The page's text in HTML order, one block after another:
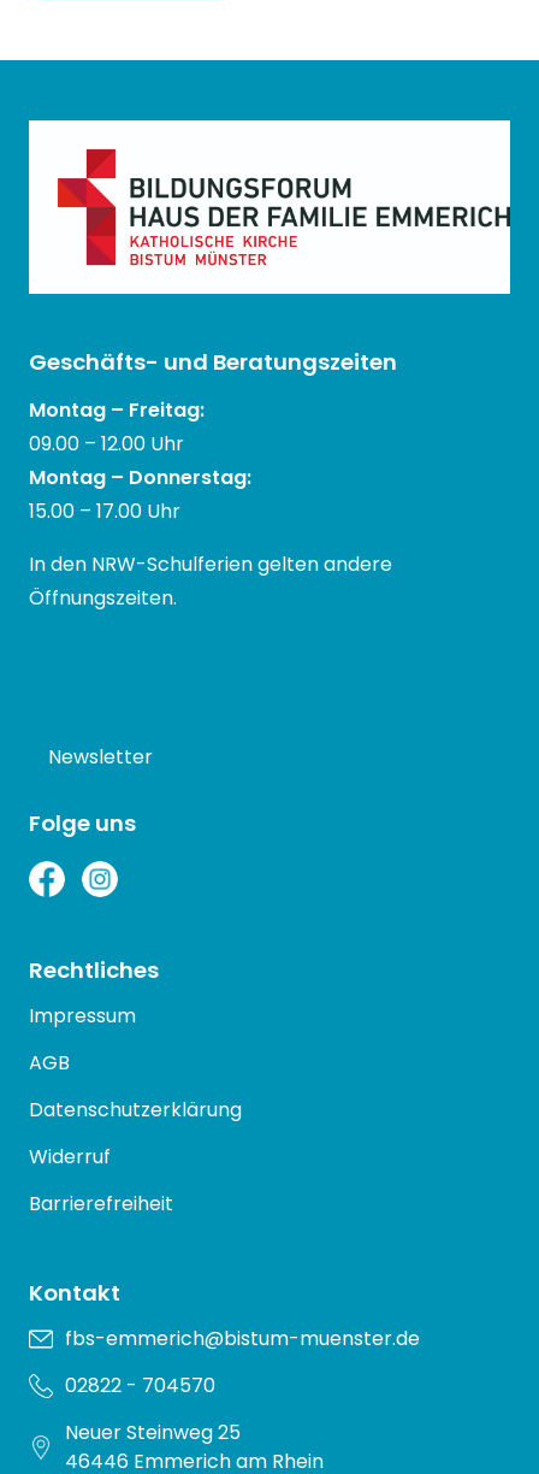
Geschäfts- und Beratungszeiten
Montag – Freitag:
09.00 – 12.00 Uhr
Montag – Donnerstag:
15.00 – 17.00 Uhr
In den NRW-Schulferien gelten andere
Öffnungszeiten.
Newsletter
Folge uns
Rechtliches
Impressum
AGB
Datenschutzerklärung
Widerruf
Barrierefreiheit
Kontakt
fbs-emmerich@bistum-muenster.de
02822 - 704570
Neuer Steinweg 25
46446 Emmerich am Rhein